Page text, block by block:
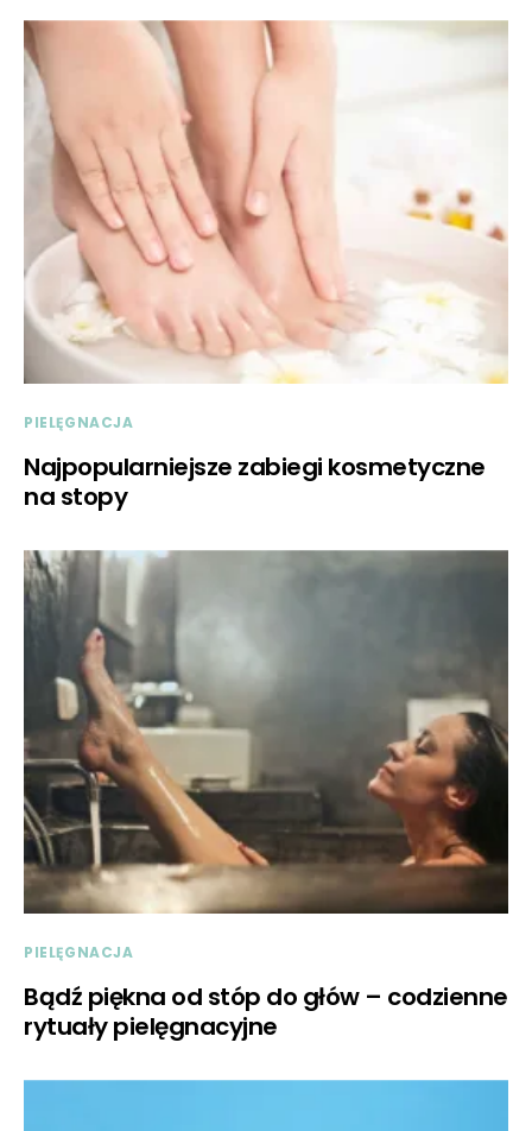
PIELĘGNACJA
Najpopularniejsze zabiegi kosmetyczne
na stopy
PIELĘGNACJA
Bądź piękna od stóp do głów – codzienne
rytuały pielęgnacyjne